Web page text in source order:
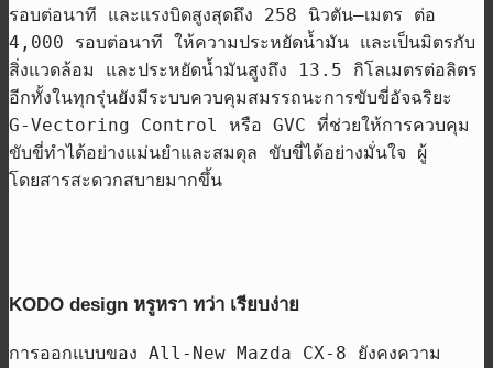
รอบต่อนาที และแรงบิดสูงสุดถึง 258 นิวตัน–เมตร ต่อ
4,000 รอบต่อนาที ให้ความประหยัดน้ำมัน และเป็นมิตรกับ
สิ่งแวดล้อม และประหยัดน้ำมันสูงถึง 13.5 กิโลเมตรต่อลิตร
อีกทั้งในทุกรุ่นยังมีระบบควบคุมสมรรถนะการขับขี่อัจฉริยะ
G-Vectoring Control หรือ GVC ที่ช่วยให้การควบคุม
ขับขี่ทำได้อย่างแม่นยำและสมดุล ขับขี่ได้อย่างมั่นใจ ผู้
โดยสารสะดวกสบายมากขึ้น
KODO design หรูหรา ทว่า เรียบง่าย
การออกแบบของ All-New Mazda CX-8 ยังคงความ